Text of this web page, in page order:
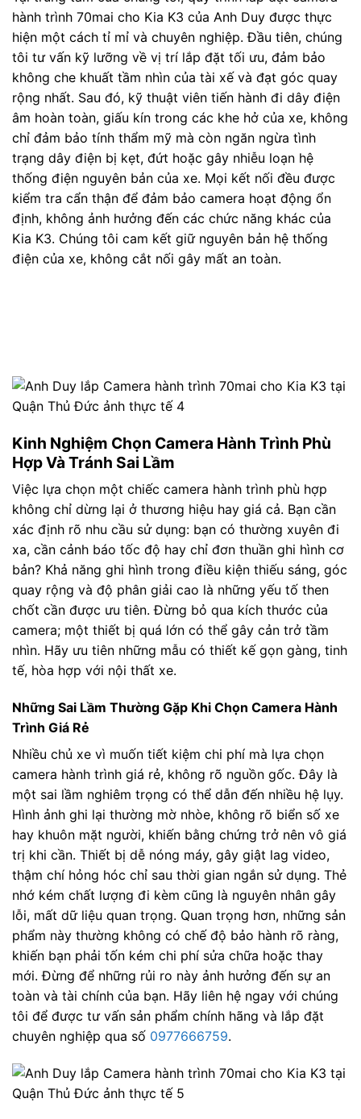
hành trình 70mai cho Kia K3 của Anh Duy được thực
hiện một cách tỉ mỉ và chuyên nghiệp. Đầu tiên, chúng
tôi tư vấn kỹ lưỡng về vị trí lắp đặt tối ưu, đảm bảo
không che khuất tầm nhìn của tài xế và đạt góc quay
rộng nhất. Sau đó, kỹ thuật viên tiến hành đi dây điện
âm hoàn toàn, giấu kín trong các khe hở của xe, không
chỉ đảm bảo tính thẩm mỹ mà còn ngăn ngừa tình
trạng dây điện bị kẹt, đứt hoặc gây nhiễu loạn hệ
thống điện nguyên bản của xe. Mọi kết nối đều được
kiểm tra cẩn thận để đảm bảo camera hoạt động ổn
định, không ảnh hưởng đến các chức năng khác của
Kia K3. Chúng tôi cam kết giữ nguyên bản hệ thống
điện của xe, không cắt nối gây mất an toàn.
Kinh Nghiệm Chọn Camera Hành Trình Phù
Hợp Và Tránh Sai Lầm
Việc lựa chọn một chiếc camera hành trình phù hợp
không chỉ dừng lại ở thương hiệu hay giá cả. Bạn cần
xác định rõ nhu cầu sử dụng: bạn có thường xuyên đi
xa, cần cảnh báo tốc độ hay chỉ đơn thuần ghi hình cơ
bản? Khả năng ghi hình trong điều kiện thiếu sáng, góc
quay rộng và độ phân giải cao là những yếu tố then
chốt cần được ưu tiên. Đừng bỏ qua kích thước của
camera; một thiết bị quá lớn có thể gây cản trở tầm
nhìn. Hãy ưu tiên những mẫu có thiết kế gọn gàng, tinh
tế, hòa hợp với nội thất xe.
Những Sai Lầm Thường Gặp Khi Chọn Camera Hành
Trình Giá Rẻ
Nhiều chủ xe vì muốn tiết kiệm chi phí mà lựa chọn
camera hành trình giá rẻ, không rõ nguồn gốc. Đây là
một sai lầm nghiêm trọng có thể dẫn đến nhiều hệ lụy.
Hình ảnh ghi lại thường mờ nhòe, không rõ biển số xe
hay khuôn mặt người, khiến bằng chứng trở nên vô giá
trị khi cần. Thiết bị dễ nóng máy, gây giật lag video,
thậm chí hỏng hóc chỉ sau thời gian ngắn sử dụng. Thẻ
nhớ kém chất lượng đi kèm cũng là nguyên nhân gây
lỗi, mất dữ liệu quan trọng. Quan trọng hơn, những sản
phẩm này thường không có chế độ bảo hành rõ ràng,
khiến bạn phải tốn kém chi phí sửa chữa hoặc thay
mới. Đừng để những rủi ro này ảnh hưởng đến sự an
toàn và tài chính của bạn. Hãy liên hệ ngay với chúng
tôi để được tư vấn sản phẩm chính hãng và lắp đặt
chuyên nghiệp qua số 0977666759.